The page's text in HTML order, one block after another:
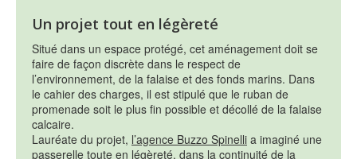
Un projet tout en légèreté
Situé dans un espace protégé, cet aménagement doit se
faire de façon discrète dans le respect de
l’environnement, de la falaise et des fonds marins. Dans
le cahier des charges, il est stipulé que le ruban de
promenade soit le plus fin possible et décollé de la falaise
calcaire.
Lauréate du projet, l’agence Buzzo Spinelli a imaginé une
passerelle toute en légèreté, dans la continuité de la